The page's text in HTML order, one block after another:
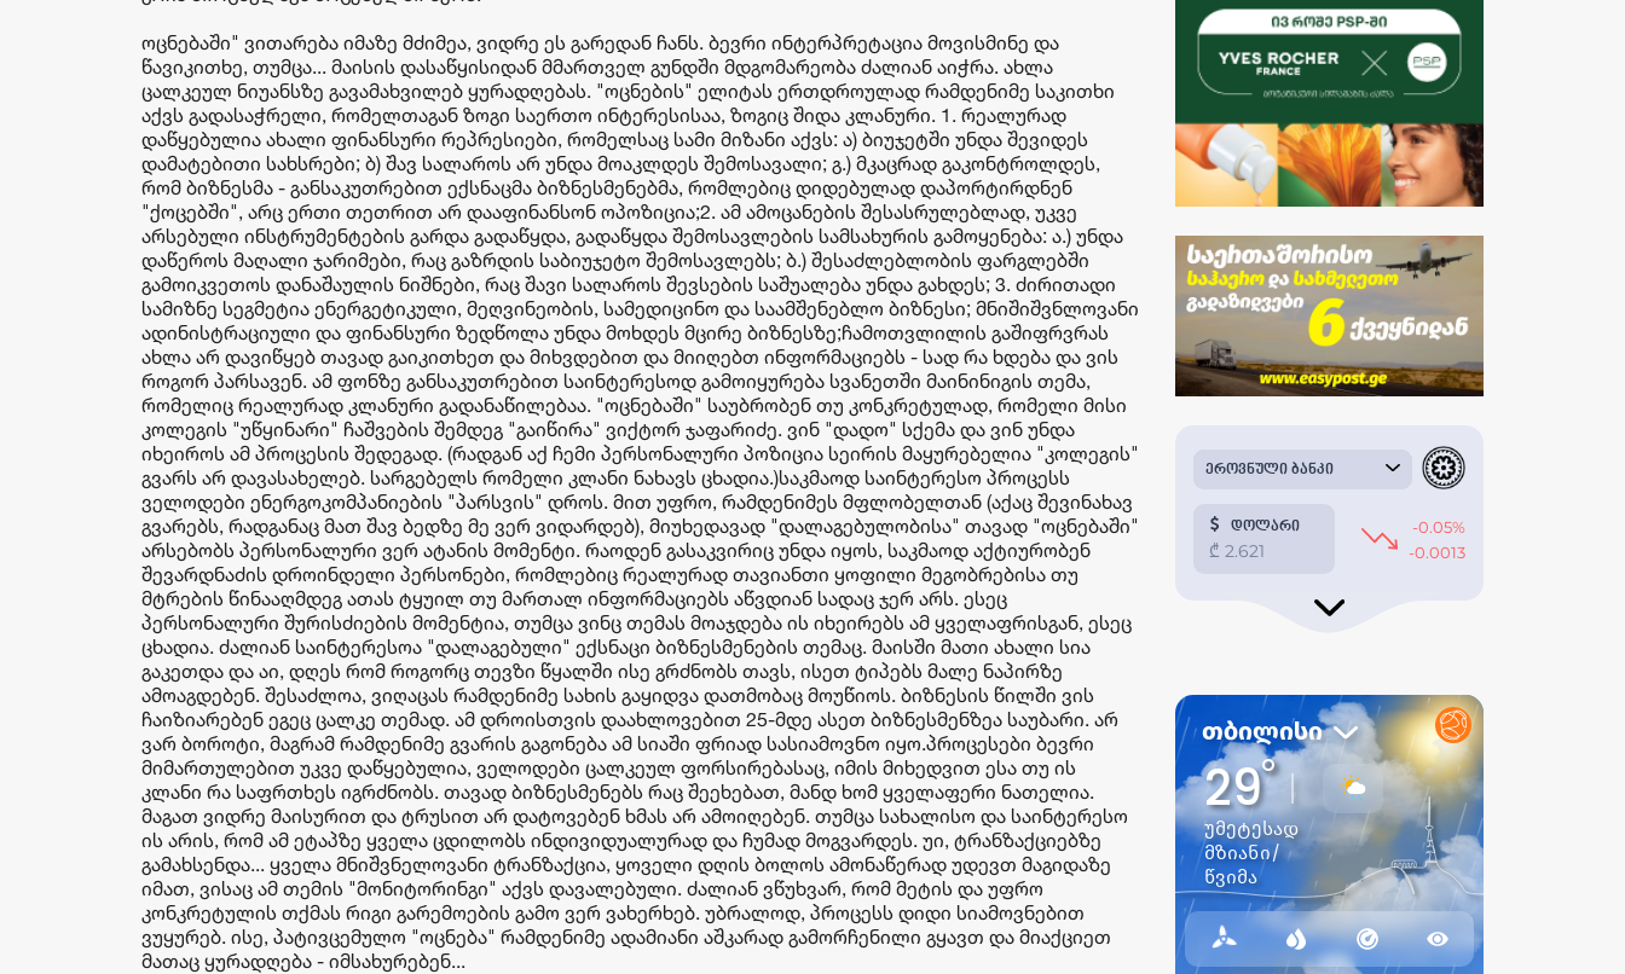
ოცნებაში" ვითარება იმაზე მძიმეა, ვიდრე ეს გარედან ჩანს. ბევრი ინტერპრეტაცია მოვისმინე და
წავიკითხე, თუმცა... მაისის დასაწყისიდან მმართველ გუნდში მდგომარეობა ძალიან აიჭრა. ახლა
ცალკეულ ნიუანსზე გავამახვილებ ყურადღებას. "ოცნების" ელიტას ერთდროულად რამდენიმე საკითხი
აქვს გადასაჭრელი, რომელთაგან ზოგი საერთო ინტერესისაა, ზოგიც შიდა კლანური. 1. რეალურად
დაწყებულია ახალი ფინანსური რეპრესიები, რომელსაც სამი მიზანი აქვს: ა) ბიუჯეტში უნდა შევიდეს
დამატებითი სახსრები; ბ) შავ სალაროს არ უნდა მოაკლდეს შემოსავალი; გ.) მკაცრად გაკონტროლდეს,
რომ ბიზნესმა - განსაკუთრებით ექსნაცმა ბიზნესმენებმა, რომლებიც დიდებულად დაპორტირდნენ
"ქოცებში", არც ერთი თეთრით არ დააფინანსონ ოპოზიცია;2. ამ ამოცანების შესასრულებლად, უკვე
არსებული ინსტრუმენტების გარდა გადაწყდა, გადაწყდა შემოსავლების სამსახურის გამოყენება: ა.) უნდა
დაწეროს მაღალი ჯარიმები, რაც გაზრდის საბიუჯეტო შემოსავლებს; ბ.) შესაძლებლობის ფარგლებში
გამოიკვეთოს დანაშაულის ნიშნები, რაც შავი სალაროს შევსების საშუალება უნდა გახდეს; 3. ძირითადი
სამიზნე სეგმეტია ენერგეტიკული, მეღვინეობის, სამედიცინო და საამშენებლო ბიზნესი; მნიშიშვნლოვანი
ადინისტრაციული და ფინანსური ზედწოლა უნდა მოხდეს მცირე ბიზნესზე;ჩამოთვლილის გაშიფრვრას
ახლა არ დავიწყებ თავად გაიკითხეთ და მიხვდებით და მიიღებთ ინფორმაციებს - სად რა ხდება და ვის
როგორ პარსავენ. ამ ფონზე განსაკუთრებით საინტერესოდ გამოიყურება სვანეთში მაინინიგის თემა,
რომელიც რეალურად კლანური გადანაწილებაა. "ოცნებაში" საუბრობენ თუ კონკრეტულად, რომელი მისი
კოლეგის "უწყინარი" ჩაშვების შემდეგ "გაიწირა" ვიქტორ ჯაფარიძე. ვინ "დადო" სქემა და ვინ უნდა
იხეიროს ამ პროცესის შედეგად. (რადგან აქ ჩემი პერსონალური პოზიცია სეირის მაყურებელია "კოლეგის"
გვარს არ დავასახელებ. სარგებელს რომელი კლანი ნახავს ცხადია.)საკმაოდ საინტერესო პროცესს
ველოდები ენერგოკომპანიების "პარსვის" დროს. მით უფრო, რამდენიმეს მფლობელთან (აქაც შევინახავ
გვარებს, რადგანაც მათ შავ ბედზე მე ვერ ვიდარდებ), მიუხედავად "დალაგებულობისა" თავად "ოცნებაში"
არსებობს პერსონალური ვერ ატანის მომენტი. რაოდენ გასაკვირიც უნდა იყოს, საკმაოდ აქტიურობენ
შევარდნაძის დროინდელი პერსონები, რომლებიც რეალურად თავიანთი ყოფილი მეგობრებისა თუ
მტრების წინააღმდეგ ათას ტყუილ თუ მართალ ინფორმაციებს აწვდიან სადაც ჯერ არს. ესეც
პერსონალური შურისძიების მომენტია, თუმცა ვინც თემას მოაჯდება ის იხეირებს ამ ყველაფრისგან, ესეც
ცხადია. ძალიან საინტერესოა "დალაგებული" ექსნაცი ბიზნესმენების თემაც. მაისში მათი ახალი სია
გაკეთდა და აი, დღეს რომ როგორც თევზი წყალში ისე გრძნობს თავს, ისეთ ტიპებს მალე ნაპირზე
ამოაგდებენ. შესაძლოა, ვიღაცას რამდენიმე სახის გაყიდვა დათმობაც მოუწიოს. ბიზნესის წილში ვის
ჩაიზიარებენ ეგეც ცალკე თემად. ამ დროისთვის დაახლოვებით 25-მდე ასეთ ბიზნესმენზეა საუბარი. არ
ვარ ბოროტი, მაგრამ რამდენიმე გვარის გაგონება ამ სიაში ფრიად სასიამოვნო იყო.პროცესები ბევრი
მიმართულებით უკვე დაწყებულია, ველოდები ცალკეულ ფორსირებასაც, იმის მიხედვით ესა თუ ის
კლანი რა საფრთხეს იგრძნობს. თავად ბიზნესმენებს რაც შეეხებათ, მანდ ხომ ყველაფერი ნათელია.
მაგათ ვიდრე მაისურით და ტრუსით არ დატოვებენ ხმას არ ამოიღებენ. თუმცა სახალისო და საინტერესო
ის არის, რომ ამ ეტაპზე ყველა ცდილობს ინდივიდუალურად და ჩუმად მოგვარდეს. უი, ტრანზაქციებზე
გამახსენდა... ყველა მნიშვნელოვანი ტრანზაქცია, ყოველი დღის ბოლოს ამონაწერად უდევთ მაგიდაზე
იმათ, ვისაც ამ თემის "მონიტორინგი" აქვს დავალებული. ძალიან ვწუხვარ, რომ მეტის და უფრო
კონკრეტულის თქმას რიგი გარემოების გამო ვერ ვახერხებ. უბრალოდ, პროცესს დიდი სიამოვნებით
ვუყურებ. ისე, პატივცემულო "ოცნება" რამდენიმე ადამიანი აშკარად გამორჩენილი გყავთ და მიაქციეთ
მათაც ყურადღება - იმსახურებენ...